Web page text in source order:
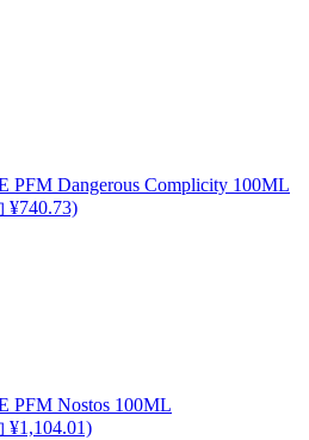
PFM Dangerous Complicity 100ML
¥740.73)
PFM Nostos 100ML
¥1,104.01)